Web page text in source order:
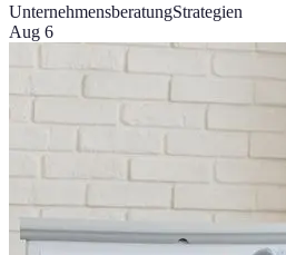
UnternehmensberatungStrategien
Aug 6